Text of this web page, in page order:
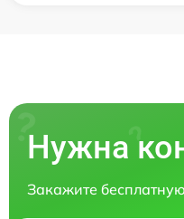
Нужна
Закажите